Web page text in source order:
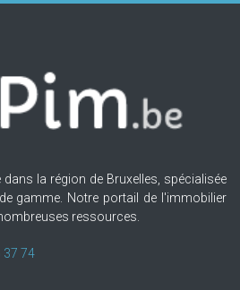
la région de Bruxelles, spécialisée
gamme. Notre portail de l'immobilier
ressources.
37 74